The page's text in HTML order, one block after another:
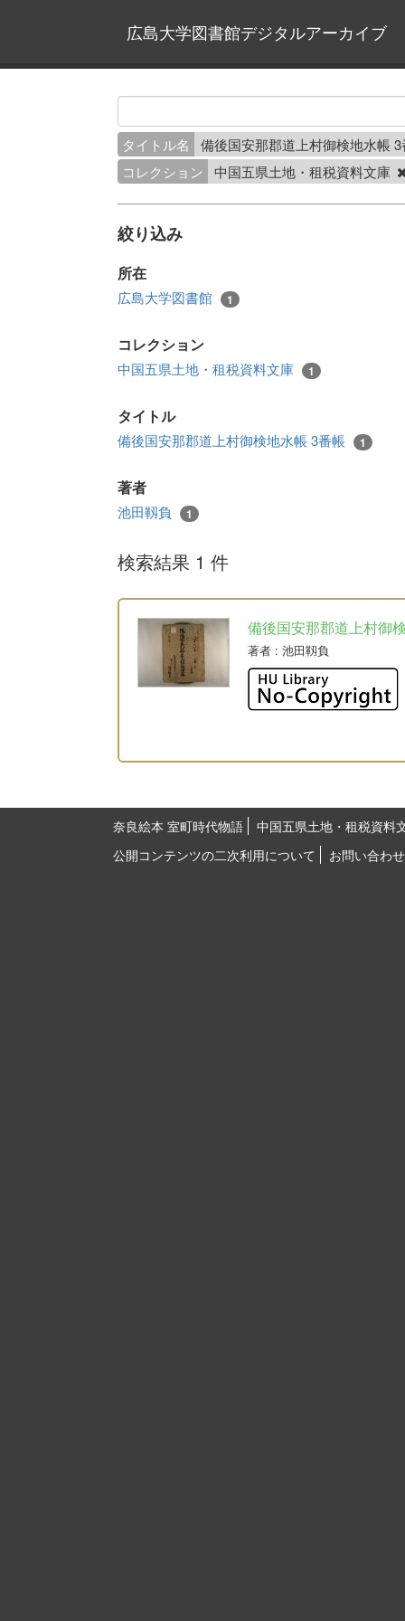
広島大学図書館デジタルアーカイブ
タイトル名
備後国安那郡道上村御検地水帳
コレクション
中国五県土地・租税資料文庫
絞り込み
所在
広島大学図書館 1
コレクション
中国五県土地・租税資料文庫 1
タイトル
備後国安那郡道上村御検地水帳 3番帳 1
著者
池田靱負 1
検索結果 1 件
備後国安那郡道上村御
著者 : 池田靱負
奈良絵本 室町時代物語
中国五県土地・租税資料
公開コンテンツの二次利用について
お問い合わせ